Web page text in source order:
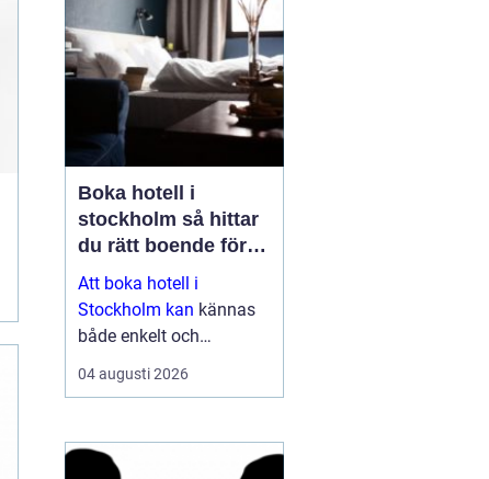
Boka hotell i
stockholm så hittar
du rätt boende för
din vistelse
Att boka hotell i
Stockholm kan kännas
både enkelt och
överväldigande på
samma gång. Utbudet är
och priserna kan skilja
sig mycket mellan olika
04 augusti 2026